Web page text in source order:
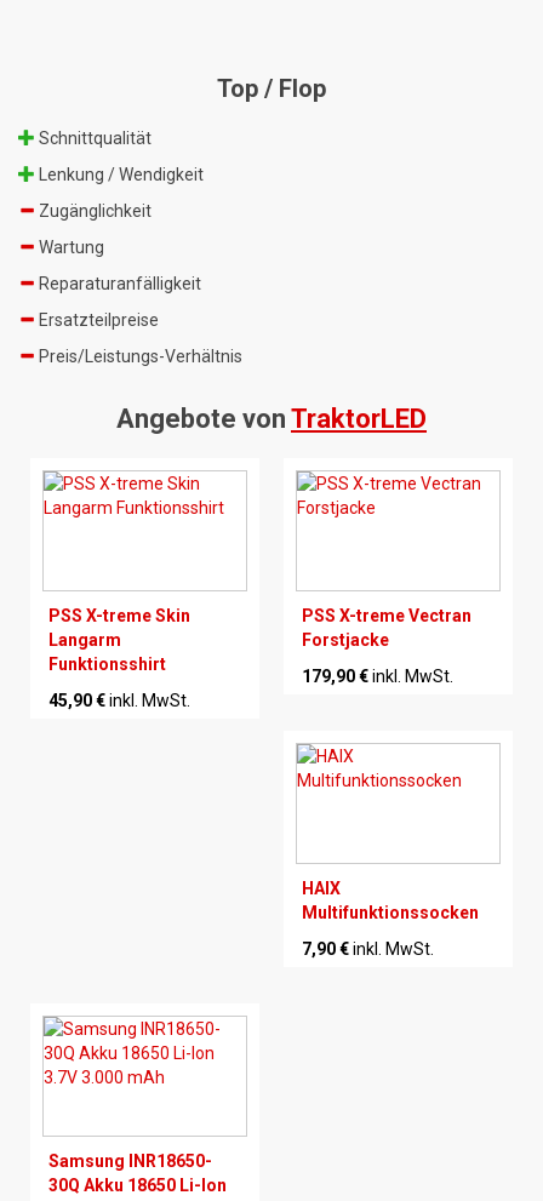
Top / Flop
Schnittqualität
Lenkung / Wendigkeit
Zugänglichkeit
Wartung
Reparaturanfälligkeit
Ersatzteilpreise
Preis/Leistungs-Verhältnis
Angebote von TraktorLED
PSS X-treme Skin
Langarm
Funktionsshirt
45,90 €inkl. MwSt.
PSS X-treme Vectran
Forstjacke
179,90 €inkl. MwSt.
HAIX
Multifunktionssocken
7,90 €inkl. MwSt.
Samsung INR18650-
30Q Akku 18650 Li-Ion